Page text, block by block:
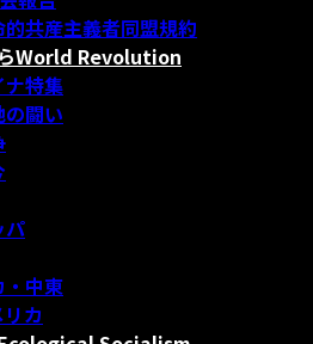
的共産主義者同盟規約
World Revolution
ナ特集
の闘い
パ
・中東
カ